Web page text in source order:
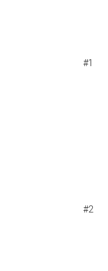
#1
#2